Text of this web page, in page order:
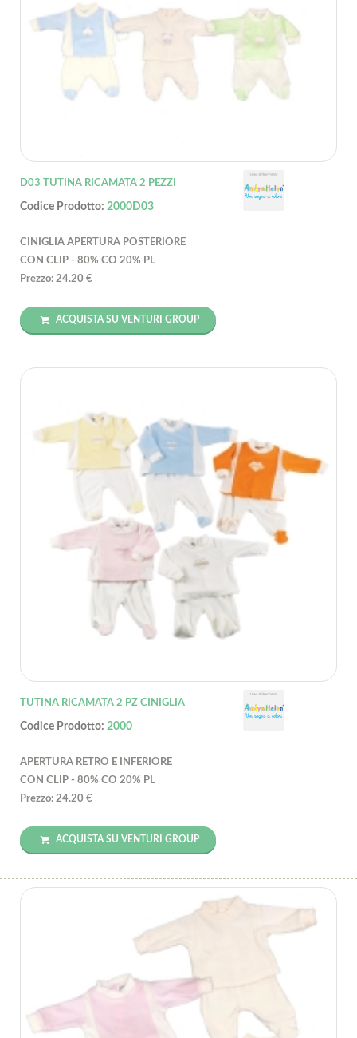
D03 TUTINA RICAMATA 2 PEZZI
Codice Prodotto: 2000D03
CINIGLIA APERTURA POSTERIORE
CON CLIP - 80% CO 20% PL
Prezzo: 24.20 €
ACQUISTA SU VENTURI GROUP
TUTINA RICAMATA 2 PZ CINIGLIA
Codice Prodotto: 2000
APERTURA RETRO E INFERIORE
CON CLIP - 80% CO 20% PL
Prezzo: 24.20 €
ACQUISTA SU VENTURI GROUP